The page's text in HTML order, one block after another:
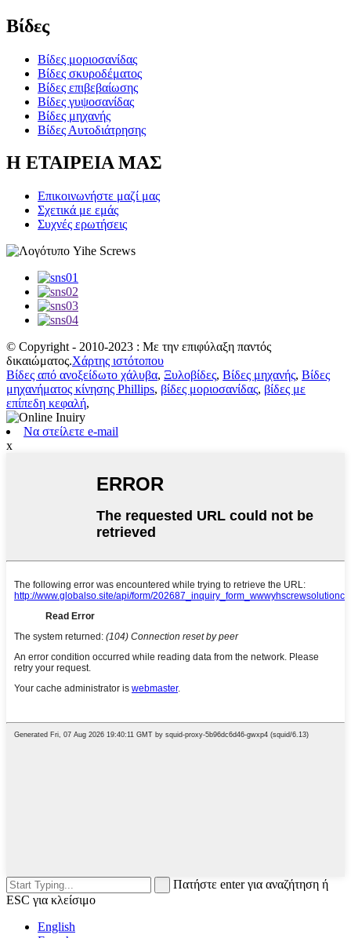
Βίδες
Βίδες μοριοσανίδας
Βίδες σκυροδέματος
Βίδες επιβεβαίωσης
Βίδες γυψοσανίδας
Βίδες μηχανής
Βίδες Αυτοδιάτρησης
Η ΕΤΑΙΡΕΙΑ ΜΑΣ
Επικοινωνήστε μαζί μας
Σχετικά με εμάς
Συχνές ερωτήσεις
© Copyright - 2010-2023 : Με την επιφύλαξη παντός
δικαιώματος.Χάρτης ιστότοπου
Βίδες από ανοξείδωτο χάλυβα, Ξυλοβίδες, Βίδες μηχανής, Βίδες
μηχανήματος κίνησης Phillips, βίδες μοριοσανίδας, βίδες με
επίπεδη κεφαλή,
Να στείλετε e-mail
x
Πατήστε enter για αναζήτηση ή
ESC για κλείσιμο
English